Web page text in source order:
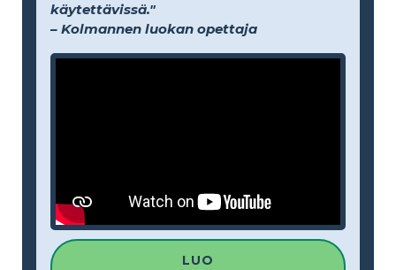
käytettävissä."
– Kolmannen luokan opettaja
LUO